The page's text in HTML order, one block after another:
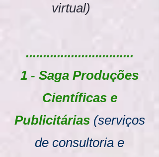
virtual)
...............................
1 - Saga Produções
Científicas e
Publicitárias (serviços
de consultoria e